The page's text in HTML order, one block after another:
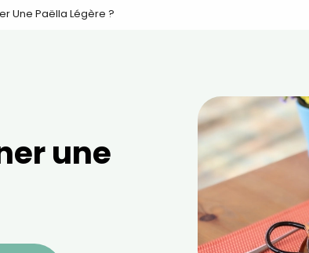
Une Paëlla Légère ?
une